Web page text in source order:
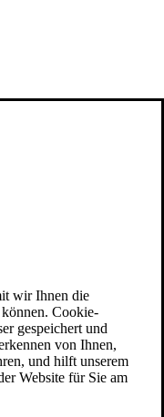
wir Ihnen die
Cookie-
gespeichert und
von Ihnen,
und hilft unserem
Website für Sie am